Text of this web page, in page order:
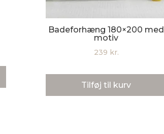
Badeforhæng 180×200 med
motiv
239 kr.
Tilføj til kurv